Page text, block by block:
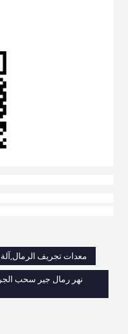
معدات تجريف